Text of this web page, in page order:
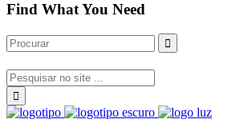
Find What You Need